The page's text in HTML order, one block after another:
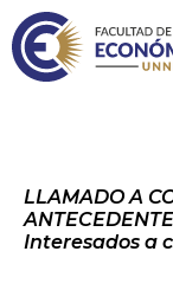
LLAMADO A
Interesados a